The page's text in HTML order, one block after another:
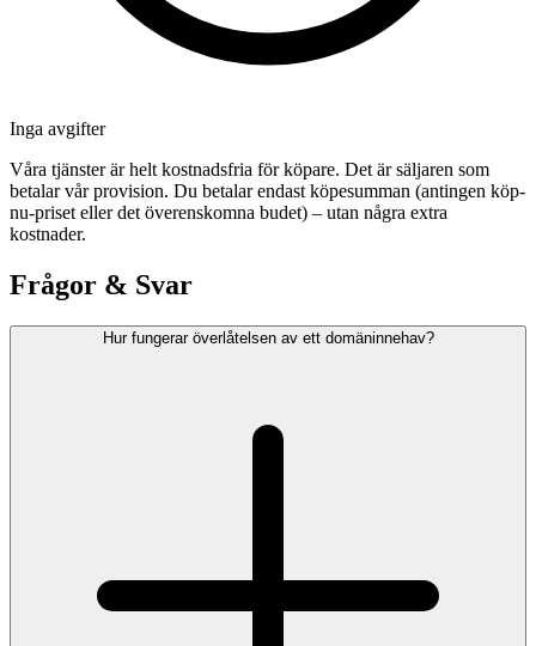
Inga avgifter
Våra tjänster är helt kostnadsfria för köpare. Det är säljaren som
betalar vår provision. Du betalar endast köpesumman (antingen köp-
nu-priset eller det överenskomna budet) – utan några extra
kostnader.
Frågor & Svar
Hur fungerar överlåtelsen av ett domäninnehav?